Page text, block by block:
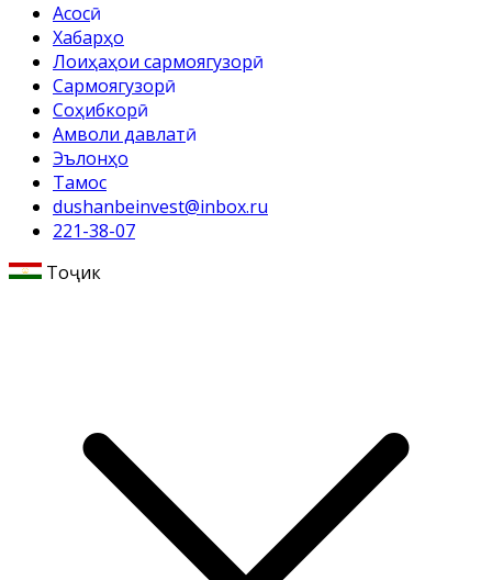
Асосӣ
Хабарҳо
Лоиҳаҳои сармоягузорӣ
Cармоягузорӣ
Соҳибкорӣ
Амволи давлатӣ
Эълонҳо
Тамос
dushanbeinvest@inbox.ru
221-38-07
Тоҷикӣ